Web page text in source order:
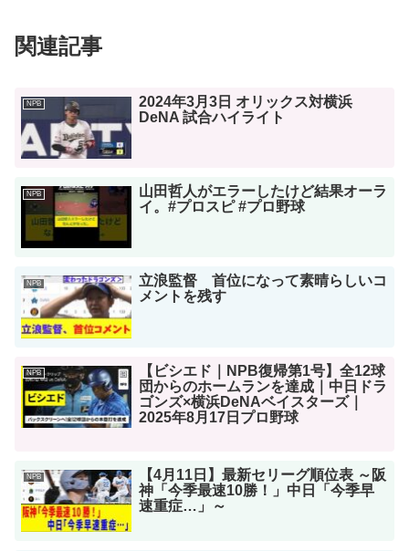
関連記事
NPB
2024年3月3日 オリックス対横浜
DeNA 試合ハイライト
NPB
山田哲人がエラーしたけど結果オーラ
イ。#プロスピ #プロ野球
NPB
立浪監督 首位になって素晴らしいコ
メントを残す
NPB
【ビシエド｜NPB復帰第1号】全12球
団からのホームランを達成｜中日ドラ
ゴンズ×横浜DeNAベイスターズ｜
2025年8月17日プロ野球
NPB
【4月11日】最新セリーグ順位表 ～阪
神「今季最速10勝！」中日「今季早
速重症…」～